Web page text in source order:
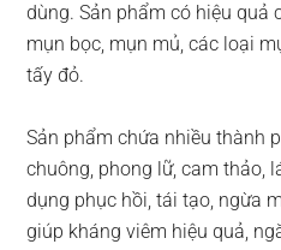
dùng. Sản phẩm có hiệu quả
mụn bọc, mụn mủ, các loại
tấy đỏ.
Sản phẩm chứa nhiều thành
chuông, phong lữ, cam thảo,
dụng phục hồi, tái tạo, ngừa
giúp kháng viêm hiệu quả,